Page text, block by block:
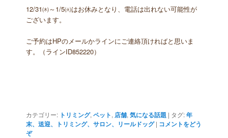
12/31㈭～1/5㈫はお休みとなり、電話は出れない可能性が
ございます。
ご予約はHPのメールかラインにご連絡頂ければと思いま
す。（ラインID852220）
カテゴリー: トリミング, ペット, 店舗, 気になる話題 | タグ:年
末、送迎、トリミング、サロン、リールドッグ | コメントをどう
ぞ